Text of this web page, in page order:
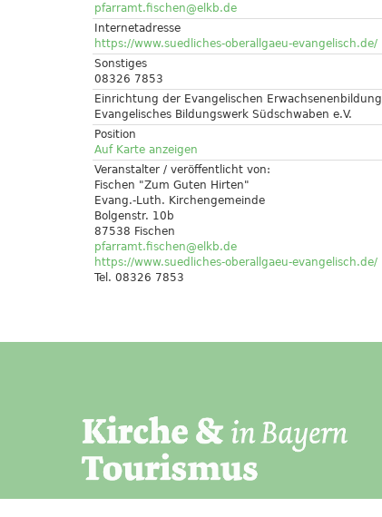
pfarramt.fischen@elkb.de
Internetadresse
https://www.suedliches-oberallgaeu-evangelisch.de/
Sonstiges
08326 7853
Einrichtung der Evangelischen Erwachsenenbildung
Evangelisches Bildungswerk Südschwaben e.V.
Position
Auf Karte anzeigen
Veranstalter / veröffentlicht von:
Fischen "Zum Guten Hirten"
Evang.-Luth. Kirchengemeinde
Bolgenstr. 10b
87538 Fischen
pfarramt.fischen@elkb.de
https://www.suedliches-oberallgaeu-evangelisch.de/
Tel. 08326 7853